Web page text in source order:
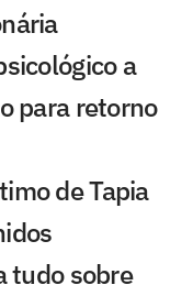
a
para retorno
de Tapia
tudo sobre